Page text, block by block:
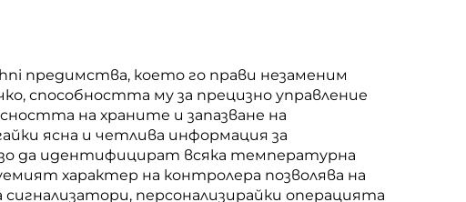
предимства, което го прави незаменим
способността му за прецизно управление
на храните и запазване на
ясна и четлива информация за
да идентифицират всяка температурна
характер на контролера позволява на
персонализирайки операцията